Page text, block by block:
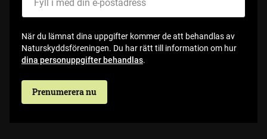
När du lämnat dina uppgifter kommer de att behandlas av
Naturskyddsföreningen. Du har rätt till information om hur
dina personuppgifter behandlas.
Prenumerera nu